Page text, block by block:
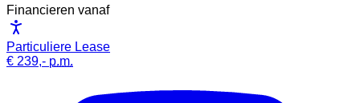
Financieren vanaf
Particuliere Lease
€ 239,- p.m.